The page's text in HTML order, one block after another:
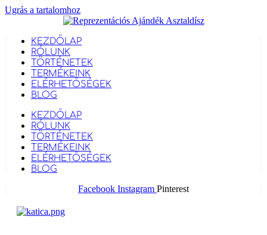
Ugrás a tartalomhoz
KEZDŐLAP
RÓLUNK
TÖRTÉNETEK
TERMÉKEINK
ELÉRHETŐSÉGEK
BLOG
KEZDŐLAP
RÓLUNK
TÖRTÉNETEK
TERMÉKEINK
ELÉRHETŐSÉGEK
BLOG
Facebook Instagram Pinterest